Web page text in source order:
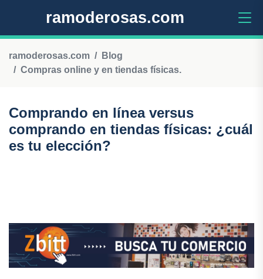
ramoderosas.com
ramoderosas.com
Blog
Compras online y en tiendas físicas.
Comprando en línea versus
comprando en tiendas físicas: ¿cuál
es tu elección?